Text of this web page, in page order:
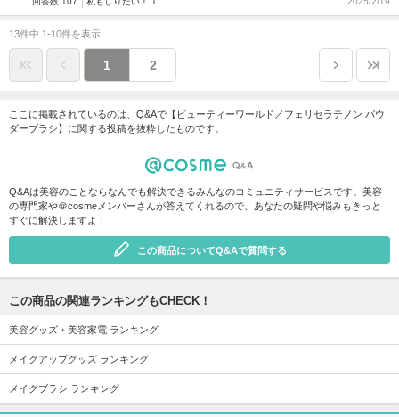
13件中 1-10件を表示
1 2
ここに掲載されているのは、Q&Aで【ビューティーワールド／フェリセラテノン パウ
ダーブラシ】に関する投稿を抜粋したものです。
Q&Aは美容のことならなんでも解決できるみんなのコミュニティサービスです。美容
の専門家や＠cosmeメンバーさんが答えてくれるので、あなたの疑問や悩みもきっと
すぐに解決しますよ！
この商品についてQ&Aで質問する
この商品の関連ランキングもCHECK！
美容グッズ・美容家電 ランキング
メイクアップグッズ ランキング
メイクブラシ ランキング